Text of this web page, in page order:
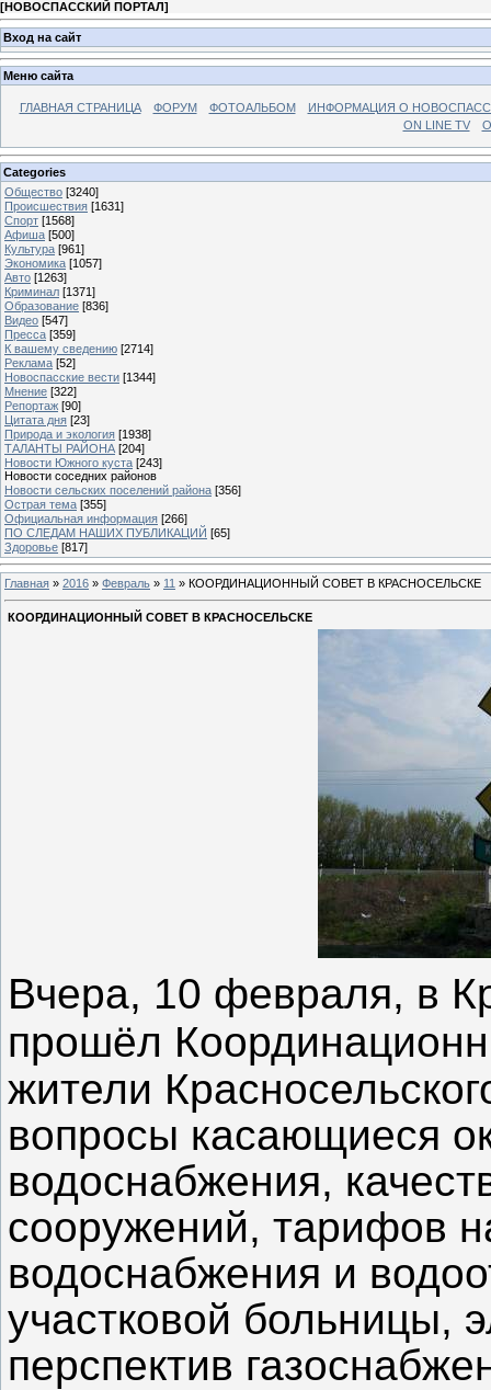
[НОВОСПАССКИЙ ПОРТАЛ]
Вход на сайт
Меню сайта
ГЛАВНАЯ СТРАНИЦА ФОРУМ ФОТОАЛЬБОМ
ИНФОРМАЦИЯ О
ON LINE TV
Categories
Общество [3240]
Происшествия [1631]
Спорт [1568]
Афиша [500]
Культура [961]
Экономика [1057]
Авто [1263]
Криминал [1371]
Образование [836]
Видео [547]
Пресса [359]
К вашему сведению [2714]
Реклама [52]
Новоспасские вести [1344]
Мнение [322]
Репортаж [90]
Цитата дня [23]
Природа и экология [1938]
ТАЛАНТЫ РАЙОНА [204]
Новости Южного куста [243]
Новости соседних районов
Новости сельских поселений района [356]
Острая тема [355]
Официальная информация [266]
ПО СЛЕДАМ НАШИХ ПУБЛИКАЦИЙ [65]
Здоровье [817]
Главная » 2016 » Февраль » 11 » КООРДИНАЦИОННЫЙ СОВЕТ В КРАСНОСЕЛЬСКЕ
КООРДИНАЦИОННЫЙ СОВЕТ В КРАСНОСЕЛЬСКЕ
Вчера, 10 февраля, в
прошёл
жители
вопросы касающиеся
водоснабжения,
сооружений, тарифов
водоснабжения и
участковой больницы,
перспектив